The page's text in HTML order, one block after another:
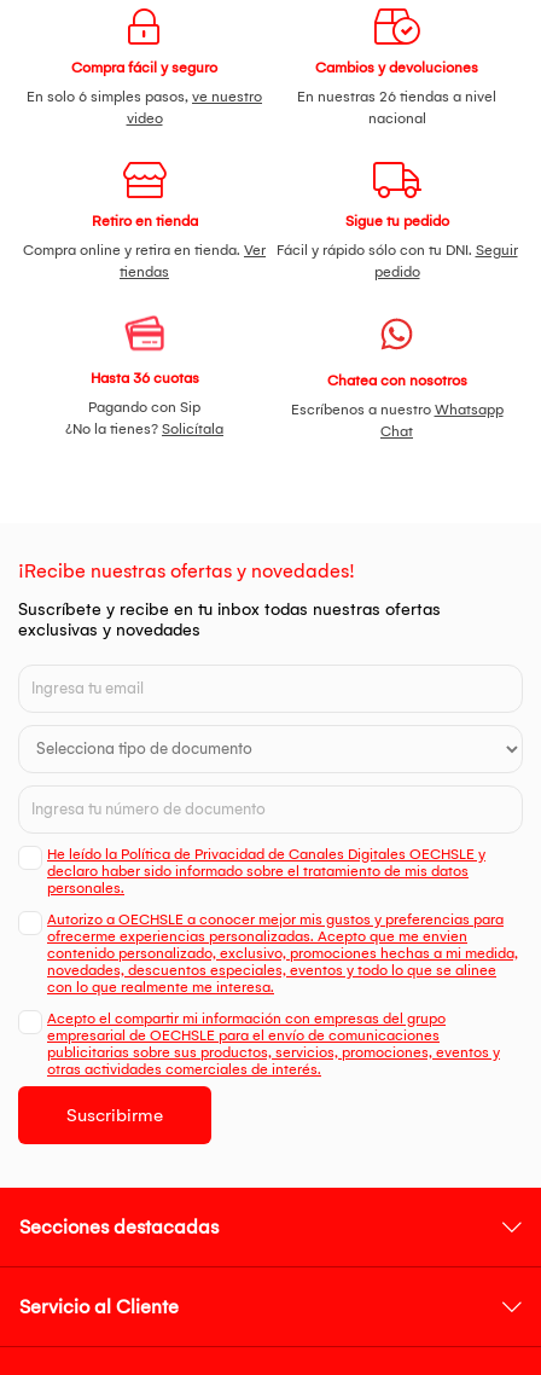
Suscripción de planes)
sueña con un futuro de vida inteligente, conectada,
accesible para todos, impulsada por la tecnología. Estamos
constantemente innovando para expandir el ecosistema,
convirtiendo ideas en productos y sistemas confiables y
Compra fácil y seguro
En solo 6 simples pasos, ve nuestro
video
Cambios y devoluciones
En nuestras 26 tiendas a nivel
nacional
Retiro en tienda
Compra online y retira en tienda. Ver
tiendas
Sigue tu pedido
Fácil y rápido sólo con tu DNI. Seguir
pedido
Hasta 36 cuotas
Pagando con Sip
¿No la tienes? Solicítala
Chatea con nosotros
Escríbenos a nuestro Whatsapp
Chat
¡Recibe nuestras ofertas y novedades!
Suscríbete y recibe en tu inbox todas nuestras ofertas
exclusivas y novedades
He leído la Política de Privacidad de Canales Digitales OECHSLE y
declaro haber sido informado sobre el tratamiento de mis datos
personales.
Autorizo a OECHSLE a conocer mejor mis gustos y preferencias para
ofrecerme experiencias personalizadas. Acepto que me envien
contenido personalizado, exclusivo, promociones hechas a mi medida,
novedades, descuentos especiales, eventos y todo lo que se alinee
con lo que realmente me interesa.
Acepto el compartir mi información con empresas del grupo
empresarial de OECHSLE para el envío de comunicaciones
publicitarias sobre sus productos, servicios, promociones, eventos y
otras actividades comerciales de interés.
Suscribirme
Secciones destacadas
Servicio al Cliente